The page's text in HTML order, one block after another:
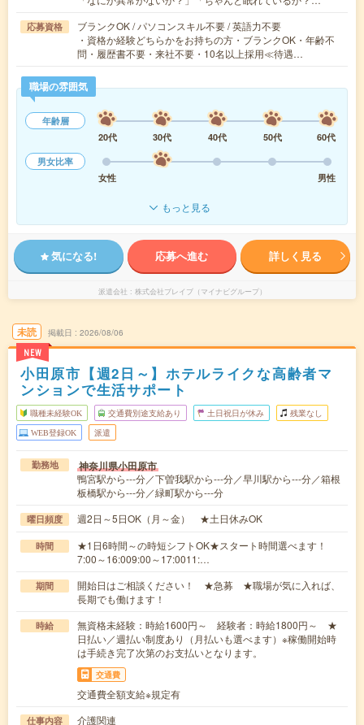
応募資格
ブランクOK / パソコンスキル不要 / 英語力不要
・資格か経験どちらかをお持ちの方・ブランクOK・年齢不
問・履歴書不要・来社不要・10名以上採用≪待遇…
職場の雰囲気
年齢層
20代
30代 40代 50代
60代
男女比率
女性
男性
もっと見る
気になる! 応募へ進む 詳しく見る
派遣会社 株式会社ブレイブ（マイナビグループ）
未読
NEW
掲載日 2026/08/06
小田原市【週2日～】ホテルライクな高齢者マ
ンションで生活サポート
職種未経験OK 交通費別途支給あり 土日祝日が休み 残業なし
WEB登録OK 派遣
勤務地 神奈川県小田原市
鴨宮駅から---分／下曽我駅から---分／早川駅から---分／箱根
板橋駅から---分／緑町駅から---分
曜日頻度 週2日～5日OK（月～金） ★土日休みOK
時間
★1日6時間～の時短シフトOK★スタート時間選べます！
7:00～16:009:00～17:0011:…
期間
開始日はご相談ください！ ★急募 ★職場が気に入れば、
長期でも働けます！
時給
無資格未経験：時給1600円～ 経験者：時給1800円～ ★
日払い／週払い制度あり（月払いも選べます）※稼働開始時
は手続き完了次第のお支払いとなります。
交通費
交通費全額支給※規定有
仕事内容
介護関連